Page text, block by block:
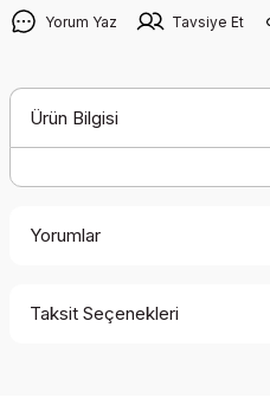
Yorum Yaz Tavsiye Et
Ürün Bilgisi
Yorumlar
Taksit Seçenekleri